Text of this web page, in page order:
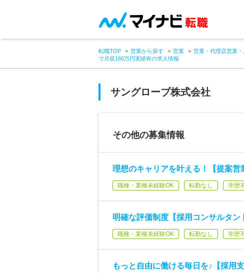
転職TOP 営業から探す 営業 営業・代理店営業
で月収160万円実績有の求人情報
サングローブ株式会社
その他の募集情報
理想のキャリアを叶える！【提案
職種・業種未経験OK 転勤なし 学歴
明確な評価制度【採用コンサルタ
職種・業種未経験OK 転勤なし 学歴
もっと自由に働ける毎日を♪【採用